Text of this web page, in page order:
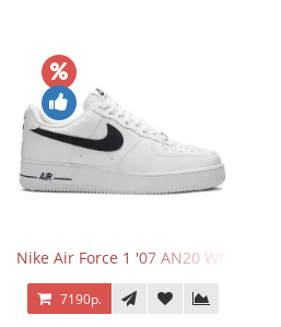
Nike Air Force 1 '07 AN20 White Black
7190р.